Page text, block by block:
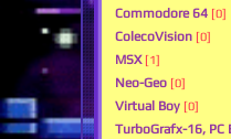
Commodore 64 [0]
ColecoVision [0]
MSX [1]
Neo-Geo [0]
Virtual Boy [0]
TurboGrafx-16, PC